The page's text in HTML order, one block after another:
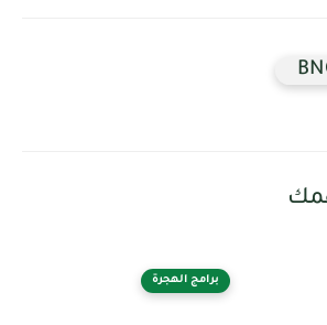
برامج الهجرة